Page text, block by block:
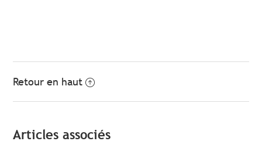
Retour en haut
Articles associés